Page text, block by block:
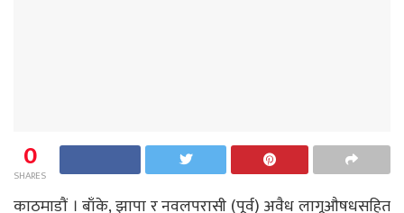
0
SHARES
काठमाडौं । बाँके, झापा र नवलपरासी (पूर्व) अवैध लागूऔषधसहित